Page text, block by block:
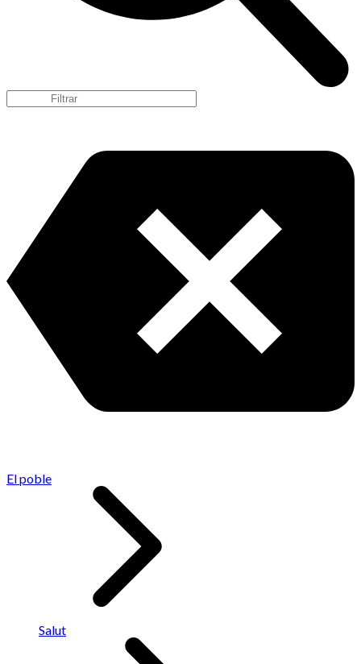
El poble
Salut